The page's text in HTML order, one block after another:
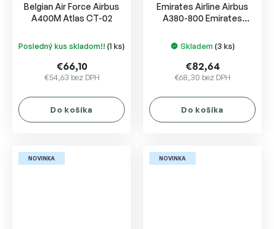
Belgian Air Force Airbus
A400M Atlas CT-02
Posledný kus skladom!! (1 ks)
€54,63 bez DPH
€66,10
Do košíka
Emirates Airline Airbus
A380-800 Emirates
Skladem (3 ks)
€68,30 bez DPH
€82,64
Do košíka
NOVINKA NOVINKA